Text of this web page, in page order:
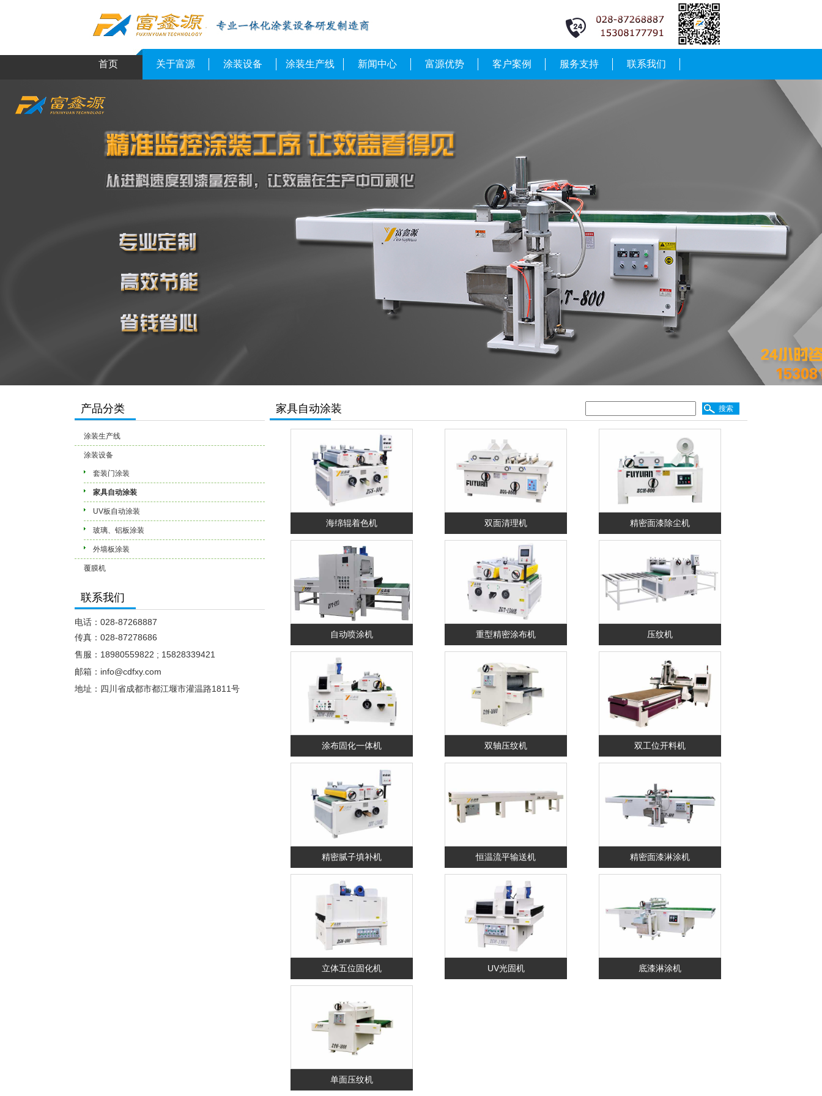
首页 关于富源 涂装设备 涂装生产线 新闻中心 富源优势 客户案例 服务支持 联系我们
产品分类
涂装生产线
涂装设备
套装门涂装
家具自动涂装
UV板自动涂装
玻璃、铝板涂装
外墙板涂装
覆膜机
联系我们
电话：028-87268887
传真：028-87278686
售服：18980559822 ; 15828339421
邮箱：info@cdfxy.com
地址：四川省成都市都江堰市灌温路1811号
家具自动涂装
海绵辊着色机 双面清理机 精密面漆除尘机
自动喷涂机 重型精密涂布机 压纹机
涂布固化一体机 双轴压纹机 双工位开料机
精密腻子填补机 恒温流平输送机 精密面漆淋涂机
立体五位固化机 UV光固机 底漆淋涂机
单面压纹机